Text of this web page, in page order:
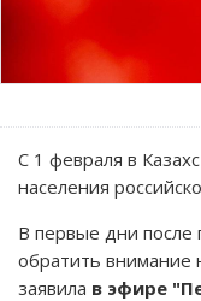
С 1 февраля в
населения
В первые дни после
обратить внимание
заявила в эфире